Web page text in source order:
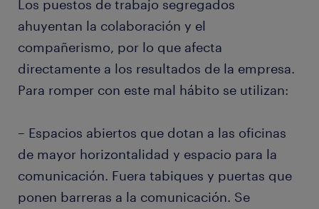
Los puestos de trabajo segregados
ahuyentan la colaboración y el
compañerismo, por lo que afecta
directamente a los resultados de la empresa.
Para romper con este mal hábito se utilizan:
– Espacios abiertos que dotan a las oficinas
de mayor horizontalidad y espacio para la
comunicación. Fuera tabiques y puertas que
ponen barreras a la comunicación. Se